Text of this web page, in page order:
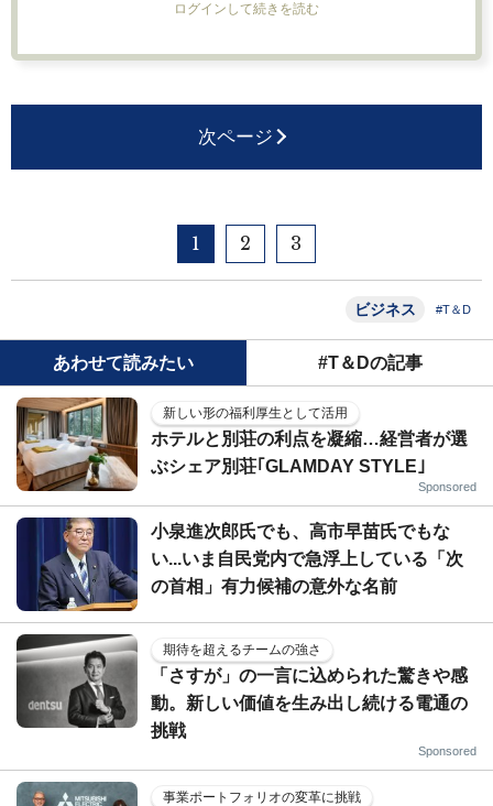
ログインして続きを読む
次ページ
1 2 3
ビジネス #T＆D
あわせて読みたい #T＆Dの記事
新しい形の福利厚生として活用
ホテルと別荘の利点を凝縮…経営者が選
ぶシェア別荘｢GLAMDAY STYLE｣
Sponsored
小泉進次郎氏でも、高市早苗氏でもな
い...いま自民党内で急浮上している「次
の首相」有力候補の意外な名前
期待を超えるチームの強さ
「さすが」の一言に込められた驚きや感
動。新しい価値を生み出し続ける電通の
挑戦
Sponsored
事業ポートフォリオの変革に挑戦